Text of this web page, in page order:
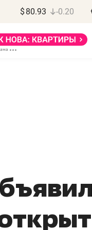
$ 80.93 -0.20
– найти
продукт»
из топ-10*
входит в Татарстан